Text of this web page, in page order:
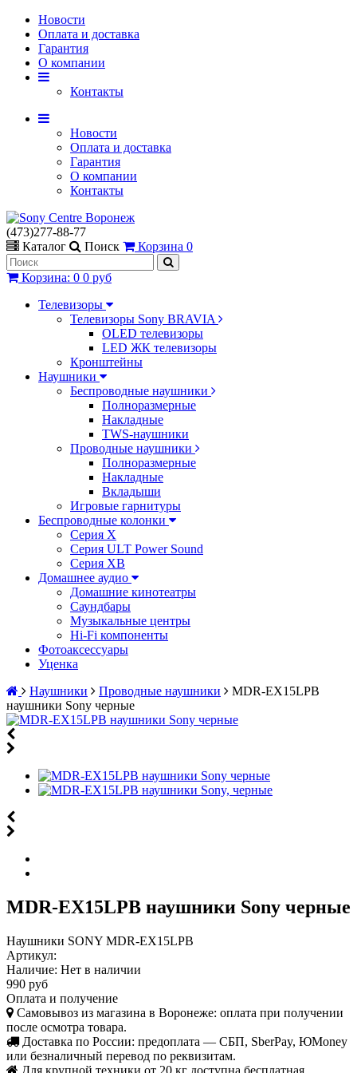
Новости
Оплата и доставка
Гарантия
О компании
Контакты
Новости
Оплата и доставка
Гарантия
О компании
Контакты
(473)277-88-77
Каталог
Поиск Корзина 0
Корзина: 0 0 руб
Телевизоры
Телевизоры Sony BRAVIA
OLED телевизоры
LED ЖК телевизоры
Кронштейны
Наушники
Беспроводные наушники
Полноразмерные
Накладные
TWS-наушники
Проводные наушники
Полноразмерные
Накладные
Вкладыши
Игровые гарнитуры
Беспроводные колонки
Серия X
Серия ULT Power Sound
Серия XB
Домашнее аудио
Домашние кинотеатры
Саундбары
Музыкальные центры
Hi-Fi компоненты
Фотоаксессуары
Уценка
Наушники
Проводные наушники
MDR-EX15LPB
наушники Sony черные
MDR-EX15LPB наушники Sony черные
Наушники SONY MDR-EX15LPB
Артикул:
Наличие: Нет в наличии
990 руб
Оплата и получение
Самовывоз из магазина в Воронеже: оплата при получении
после осмотра товара.
Доставка по России: предоплата — СБП, SberPay, ЮMoney
или безналичный перевод по реквизитам.
Для крупной техники от 20 кг доступна бесплатная